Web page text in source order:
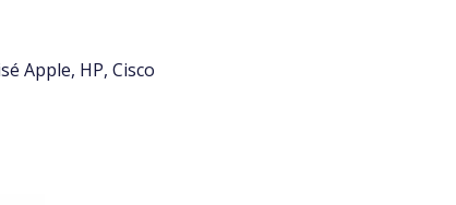
Apple, HP, Cisco